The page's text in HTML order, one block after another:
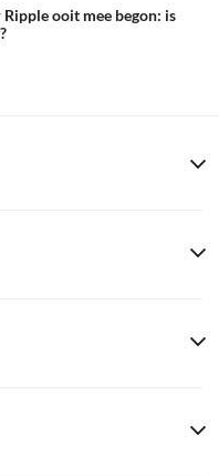
ooit mee begon: is